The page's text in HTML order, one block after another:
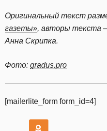
Оригинальный текст
газеты», авторы текста
Анна Скрипка.
Фото: gradus.pro
[mailerlite_form form_id=4]